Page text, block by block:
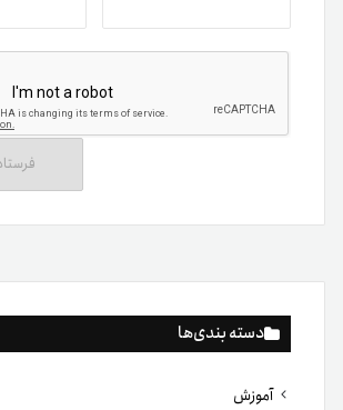
دسته بندی‌ها
آموزش